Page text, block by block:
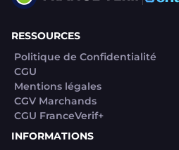
RESSOURCES
Politique de Confidentialité
CGU
Mentions légales
CGV Marchands
CGU FranceVerif+
INFORMATIONS